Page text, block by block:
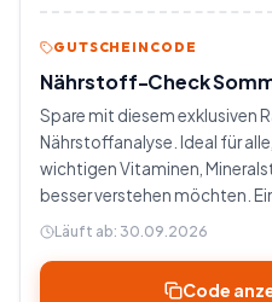
GUTSCHEINCODE
Nährstoff-Check
Spare mit diesem exklusiven
Nährstoffanalyse. Ideal für
wichtigen Vitaminen,
besser verstehen möchten.
Läuft ab: 30.09.2026
Code